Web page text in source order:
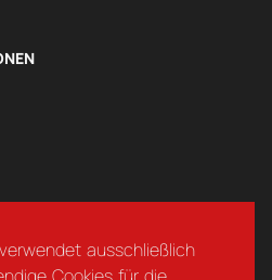
ausschließlich
Cookies für die